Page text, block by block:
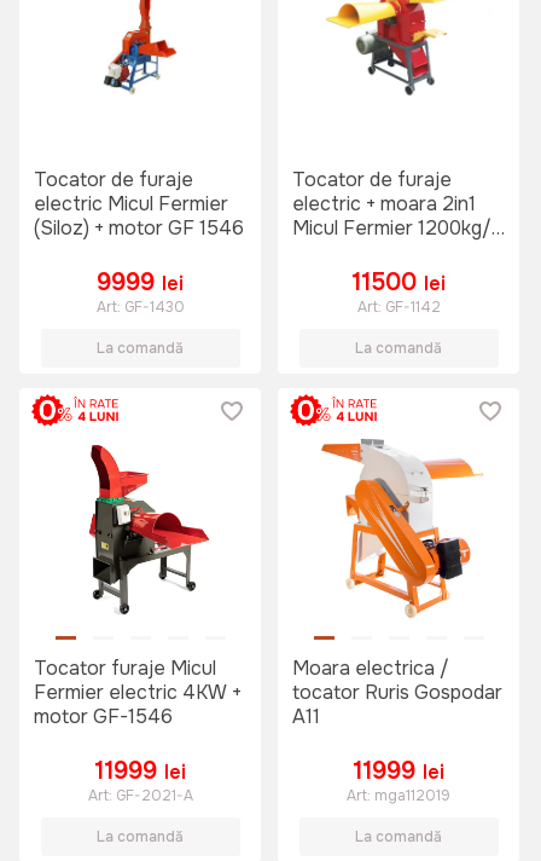
Tocator de furaje
electric Micul Fermier
(Siloz) + motor GF 1546
9999 lei
Art: GF-1430
La comandă
Tocator de furaje
electric + moara 2in1
Micul Fermier 1200kg/h
11500 lei
Art: GF-1142
La comandă
Tocator furaje Micul
Fermier electric 4KW +
motor GF-1546
11999 lei
Art: GF-2021-A
La comandă
Moara electrica /
tocator Ruris Gospodar
A11
11999 lei
Art: mga112019
La comandă